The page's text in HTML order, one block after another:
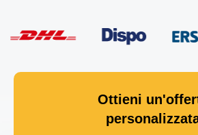
Ottieni